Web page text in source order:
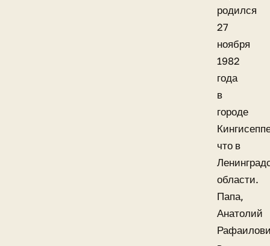
родился
27
ноября
1982
года
в
городе
что в
области.
Папа,
Анатолий